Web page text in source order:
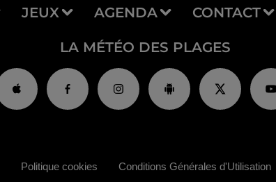
JEUX AGENDA CONTACT
LA MÉTÉO DES PLAGES
Politique cookies Conditions Générales d'Utilisation